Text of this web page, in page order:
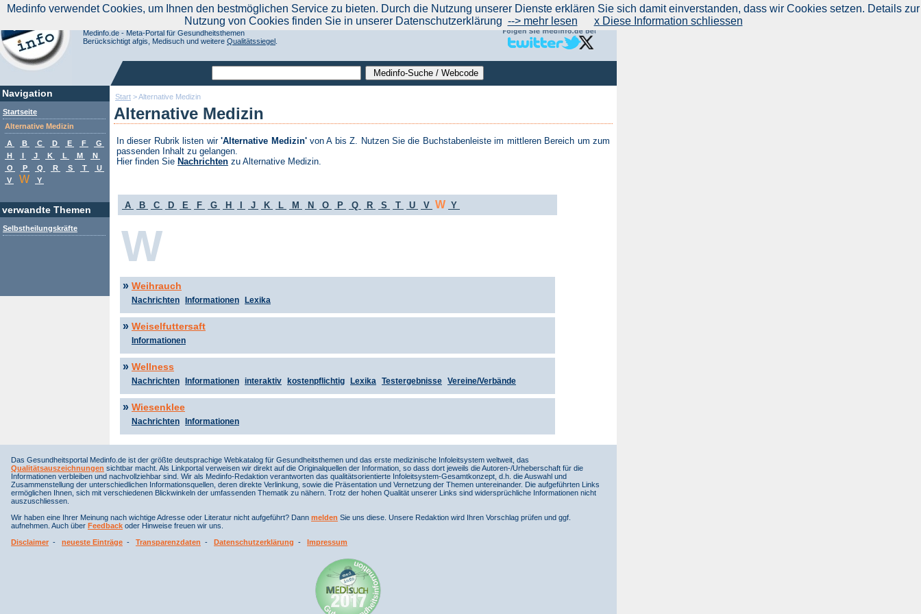
Start >Alternative Medizin
Alternative Medizin
In dieser Rubrik listen wir'Alternative Medizin'von A bis Z. Nutzen Sie die Buchstabenleiste im mittleren Bereich um zum
passenden Inhalt zu gelangen.
Hier finden Sie Nachrichten zu Alternative Medizin.
A B C D E F G H I J K L M N O P Q R S T U V W Y
W
» Weihrauch
Nachrichten Informationen Lexika
» Weiselfuttersaft
Informationen
» Wellness
Nachrichten Informationen interaktiv kostenpflichtig Lexika Testergebnisse Vereine/Verbände
» Wiesenklee
Nachrichten Informationen
Navigation
Startseite
Alternative Medizin
A B C D E F
G
H
I J K L M
N
O
P Q R S T
U
V
W Y
verwandte Themen
Selbstheilungskräfte
Aktuelle Nachrichten|Nachrichtentrend | werben auf Medinfo|Anbieter hinzufügen (Gratis!)|über Medinfo|Feedback
Suchen Sie noch oder Finden Sie schon?
Medinfo.de - Meta-Portal für Gesundheitsthemen
Berücksichtigt afgis, Medisuch und weitere Qualitätssiegel
Das Gesundheitsportal Medinfo.de ist der größte deutsprachige Webkatalog für Gesundheitsthemen und das erste medizinische Infoleitsystem weltweit, das
Qualitätsauszeichnungen sichtbar macht. Als Linkportal verweisen wir direkt auf die Originalquellen der Information, so dass dort jeweils die Autoren-/Urheberschaft für die
Informationen verbleiben und nachvollziehbar sind. Wir als Medinfo-Redaktion verantworten das qualitätsorientierte Infoleitsystem-Gesamtkonzept, d.h. die Auswahl und
Zusammenstellung der unterschiedlichen Informationsquellen, deren direkte Verlinkung, sowie die Präsentation und Vernetzung der Themen untereinander. Die aufgeführten Links
ermöglichen Ihnen, sich mit verschiedenen Blickwinkeln der umfassenden Thematik zu nähern. Trotz der hohen Qualität unserer Links sind widersprüchliche Informationen nicht
auszuschliessen.
Wir haben eine Ihrer Meinung nach wichtige Adresse oder Literatur nicht aufgeführt? Dann melden Sie uns diese. Unsere Redaktion wird Ihren Vorschlag prüfen und ggf.
aufnehmen. Auch über Feedback oder Hinweise freuen wir uns.
Disclaimer - neueste Einträge - Transparenzdaten - Datenschutzerklärung - Impressum
Medinfo verwendet Cookies, um Ihnen den bestmöglichen Service zu bieten. Durch die Nutzung unserer Dienste erklären Sie sich damit einverstanden, dass wir Cookies setzen. Details zur
Nutzung von Cookies finden Sie in unserer Datenschutzerklärung --> mehr lesen x Diese Information schliessen